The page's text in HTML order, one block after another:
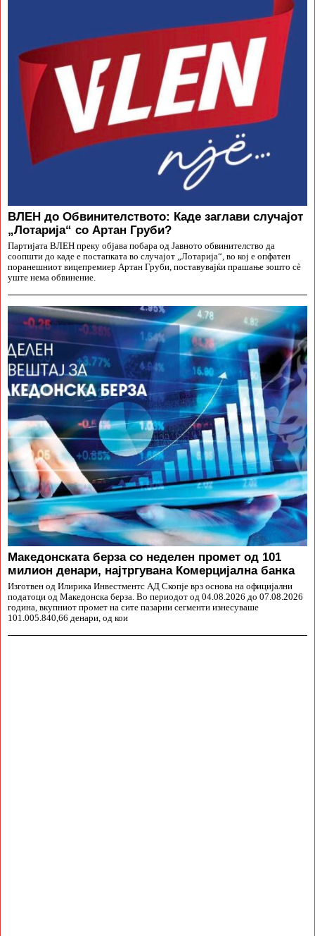
ВЛЕН до Обвинителството: Каде заглави случајот
„Лотарија“ со Артан Груби?
Партијата ВЛЕН преку објава побара од Јавното обвинителство да
соопшти до каде е постапката во случајот „Лотарија“, во кој е опфатен
поранешниот вицепремиер Артан Груби, поставувајќи прашање зошто сè
уште нема обвинение.
Македонската берза со неделен промет од 101
милион денари, најтргувана Комерцијална банка
Изготвен од Илирика Инвестментс АД Скопје врз основа на официјални
податоци од Македонска берза. Во периодот од 04.08.2026 до 07.08.2026
година, вкупниот промет на сите пазарни сегменти изнесуваше
101.005.840,66 денари, од кои